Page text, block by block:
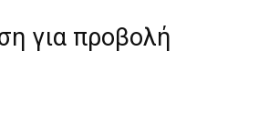
για προβολή